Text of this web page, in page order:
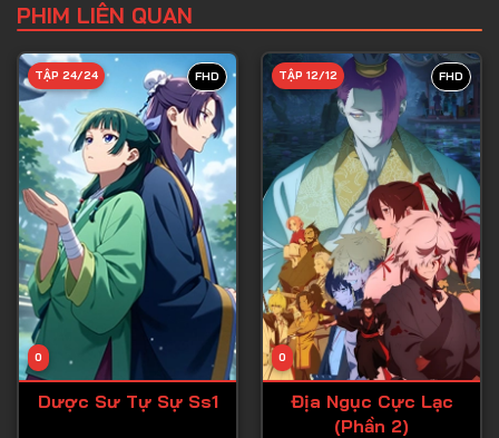
Tập 6
Tập 8
Tập 9
Tập 10
Tập 11
Tập 12
Tập 13
Tập 14
Tập 15
PHIM LIÊN QUAN
FHD
0
TẬP 24/24
Dược Sư Tự Sự Ss1
FHD
0
TẬP 12/12
Địa Ngục Cực Lạc
(Phần 2)